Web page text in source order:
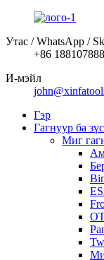
Утас / WhatsApp /
+86
И-мэйл
Гэр
Гагнуур ба
Миг